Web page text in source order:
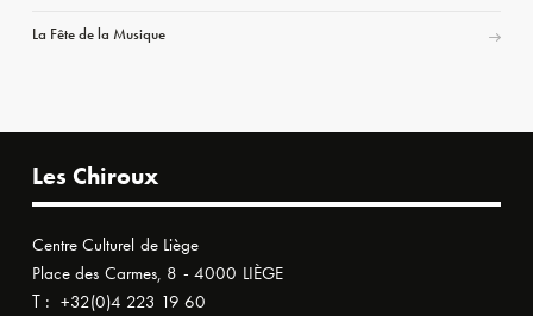
La Fête de la Musique
Les Chiroux
Centre Culturel de Liège
Place des Carmes, 8 - 4000 LIÈGE
T : +32(0)4 223 19 60